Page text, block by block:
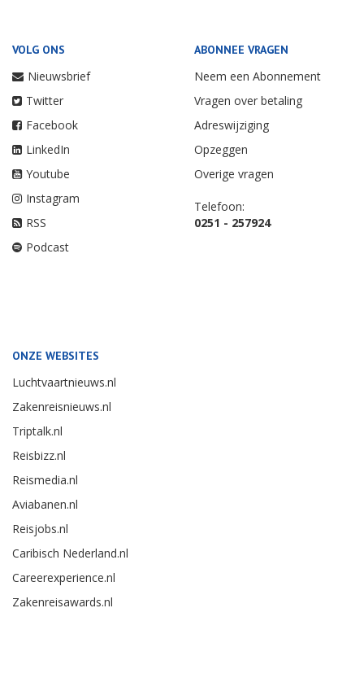
VOLG ONS
Nieuwsbrief
Twitter
Facebook
LinkedIn
Youtube
Instagram
RSS
Podcast
ABONNEE VRAGEN
Neem een Abonnement
Vragen over betaling
Adreswijziging
Opzeggen
Overige vragen
Telefoon:
0251 - 257924
ONZE WEBSITES
Luchtvaartnieuws.nl
Zakenreisnieuws.nl
Triptalk.nl
Reisbizz.nl
Reismedia.nl
Aviabanen.nl
Reisjobs.nl
Caribisch Nederland.nl
Careerexperience.nl
Zakenreisawards.nl